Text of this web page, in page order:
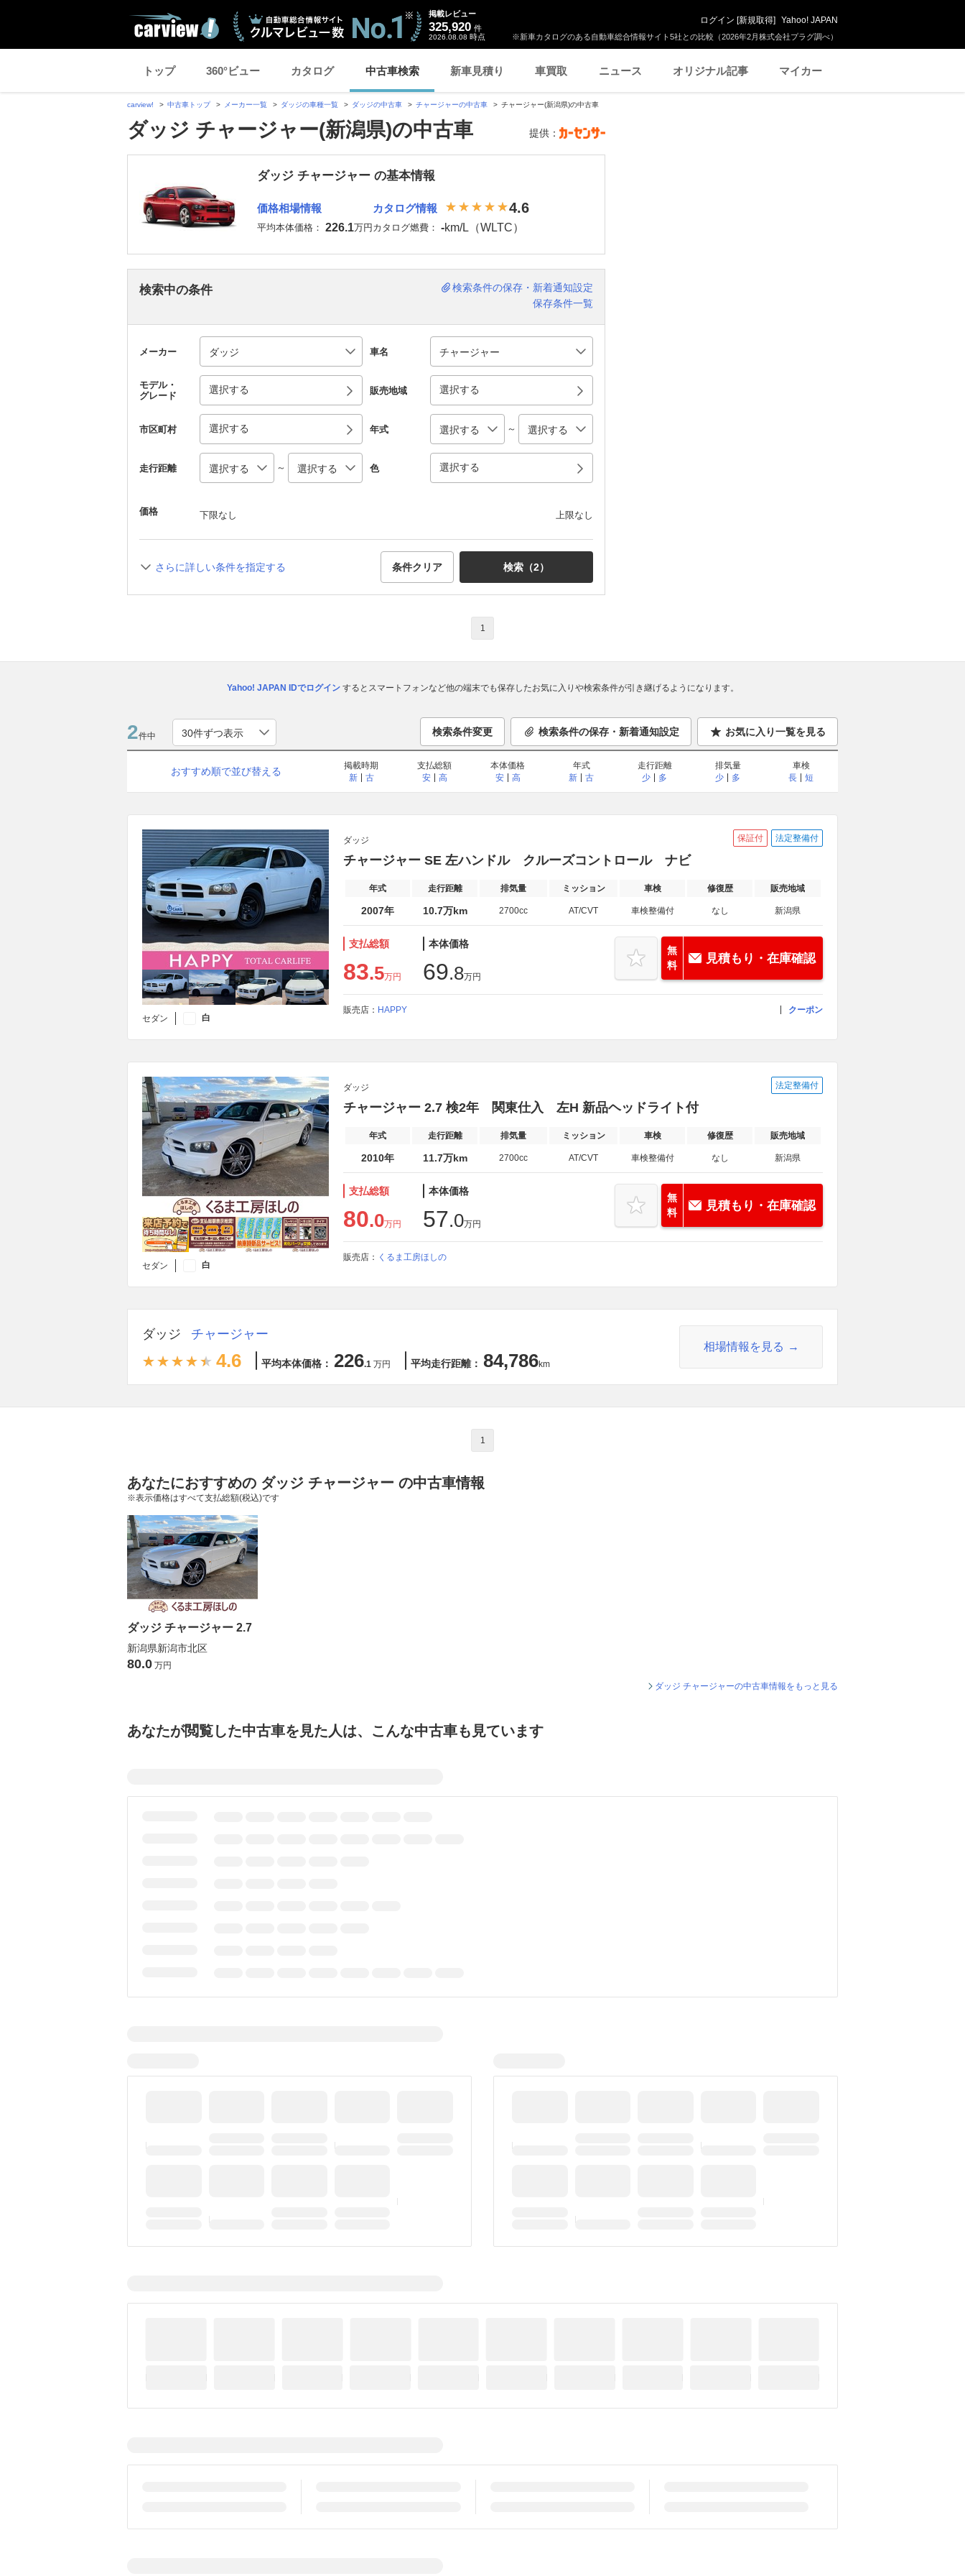
※新車カタログのある自動車総合情報サイト5社との比較（2026年2月株式会社プラグ調べ）
掲載レビュー
325,920 件
2026.08.08 時点
ログイン [新規取得] Yahoo! JAPAN
トップ 360°ビュー カタログ 中古車検索 新車見積り 車買取 ニュース オリジナル記事 マイカー
carview! 中古車トップ メーカー一覧 ダッジの車種一覧 ダッジの中古車 チャージャーの中古車 チャージャー(新潟県)の中古車
ダッジ チャージャー(新潟県)の中古車 提供：
ダッジ チャージャー の基本情報
価格相場情報
平均本体価格： 226.1万円
カタログ情報 4.6
カタログ燃費： -km/L（WLTC）
検索中の条件
検索条件の保存・新着通知設定
保存条件一覧
メーカー 車名
モデル・
グレード
選択する 販売地域 選択する
市区町村 選択する 年式 ～
走行距離 ～ 色 選択する
価格 下限なし 上限なし
さらに詳しい条件を指定する 条件クリア 検索（2）
1
Yahoo! JAPAN IDでログインするとスマートフォンなど他の端末でも保存したお気に入りや検索条件が引き継げるようになります。
2件中 検索条件変更 検索条件の保存・新着通知設定 お気に入り一覧を見る
おすすめ順で並び替える
掲載時期
新
古
支払総額
安
高
本体価格
安
高
年式
新
古
走行距離
少
多
排気量
少
多
車検
長
短
セダン 白
ダッジ 保証付 法定整備付
チャージャー SE 左ハンドル クルーズコントロール ナビ
年式 走行距離 排気量 ミッション 車検 修復歴 販売地域
2007年 10.7万km 2700cc AT/CVT 車検整備付 なし 新潟県
支払総額
83.5万円
本体価格
69.8万円
無
料
見積もり・在庫確認
販売店： HAPPY クーポン
セダン 白
ダッジ 法定整備付
チャージャー 2.7 検2年 関東仕入 左H 新品ヘッドライト付
年式 走行距離 排気量 ミッション 車検 修復歴 販売地域
2010年 11.7万km 2700cc AT/CVT 車検整備付 なし 新潟県
支払総額
80.0万円
本体価格
57.0万円
無
料
見積もり・在庫確認
販売店： くるま工房ほしの
ダッジ チャージャー
4.6 平均本体価格： 226.1 万円 平均走行距離： 84,786km
相場情報を見る
1
あなたにおすすめの ダッジ チャージャー の中古車情報
※表示価格はすべて支払総額(税込)です
ダッジ チャージャー 2.7
新潟県新潟市北区
80.0 万円
ダッジ チャージャーの中古車情報をもっと見る
あなたが閲覧した中古車を見た人は、こんな中古車も見ています